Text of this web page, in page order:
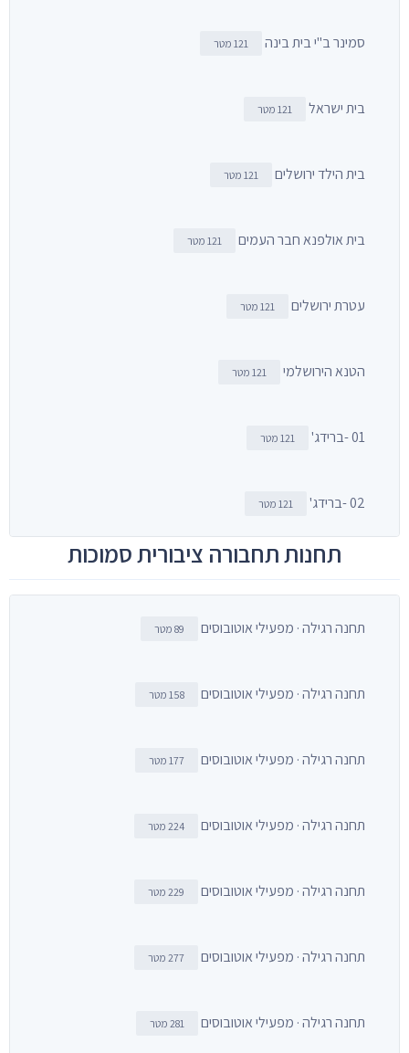
סמינר ב"י בית בינה 121 מטר
בית ישראל 121 מטר
בית הילד ירושלים 121 מטר
בית אולפנא חבר העמים 121 מטר
עטרת ירושלים 121 מטר
הטנא הירושלמי 121 מטר
01 -ברידג' 121 מטר
02 -ברידג' 121 מטר
תחנות תחבורה ציבורית סמוכות
תחנה רגילה · מפעילי אוטובוסים 89 מטר
תחנה רגילה · מפעילי אוטובוסים 158 מטר
תחנה רגילה · מפעילי אוטובוסים 177 מטר
תחנה רגילה · מפעילי אוטובוסים 224 מטר
תחנה רגילה · מפעילי אוטובוסים 229 מטר
תחנה רגילה · מפעילי אוטובוסים 277 מטר
תחנה רגילה · מפעילי אוטובוסים 281 מטר